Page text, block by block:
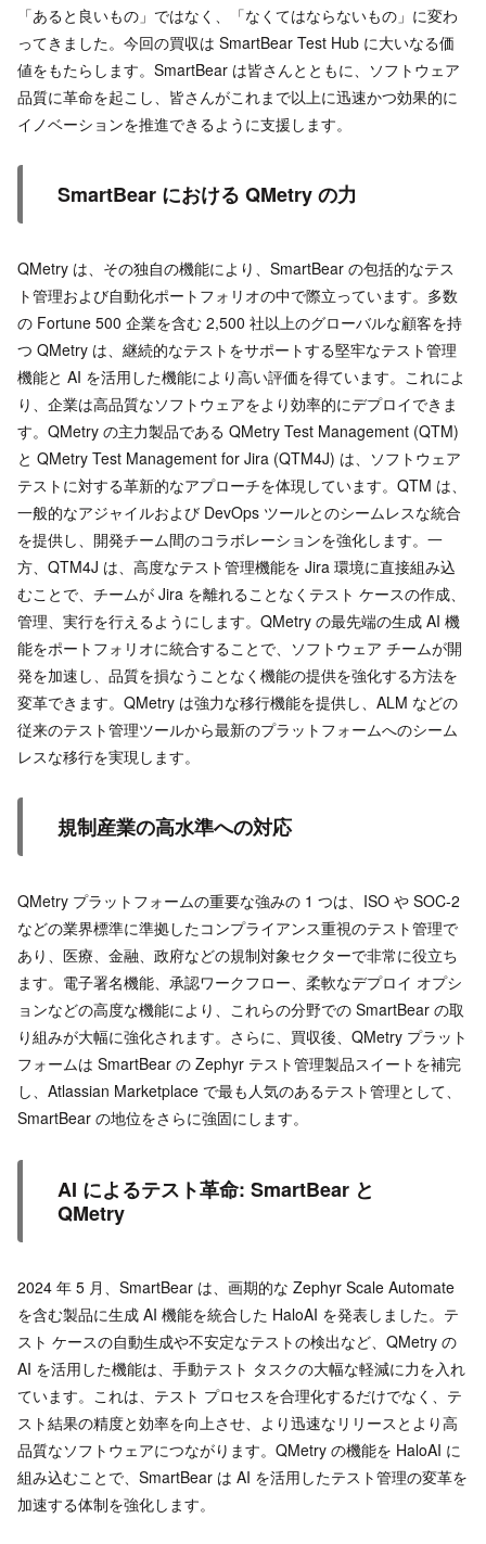
「あると良いもの」ではなく、「なくてはならないもの」に変わ
ってきました。今回の買収は SmartBear Test Hub に大いなる価
値をもたらします。SmartBear は皆さんとともに、ソフトウェア
品質に革命を起こし、皆さんがこれまで以上に迅速かつ効果的に
イノベーションを推進できるように支援します。
SmartBear における QMetry の力
QMetry は、その独自の機能により、SmartBear の包括的なテス
ト管理および自動化ポートフォリオの中で際立っています。多数
の Fortune 500 企業を含む 2,500 社以上のグローバルな顧客を持
つ QMetry は、継続的なテストをサポートする堅牢なテスト管理
機能と AI を活用した機能により高い評価を得ています。これによ
り、企業は高品質なソフトウェアをより効率的にデプロイできま
す。QMetry の主力製品である QMetry Test Management (QTM)
と QMetry Test Management for Jira (QTM4J) は、ソフトウェア
テストに対する革新的なアプローチを体現しています。QTM は、
一般的なアジャイルおよび DevOps ツールとのシームレスな統合
を提供し、開発チーム間のコラボレーションを強化します。一
方、QTM4J は、高度なテスト管理機能を Jira 環境に直接組み込
むことで、チームが Jira を離れることなくテスト ケースの作成、
管理、実行を行えるようにします。QMetry の最先端の生成 AI 機
能をポートフォリオに統合することで、ソフトウェア チームが開
発を加速し、品質を損なうことなく機能の提供を強化する方法を
変革できます。QMetry は強力な移行機能を提供し、ALM などの
従来のテスト管理ツールから最新のプラットフォームへのシーム
レスな移行を実現します。
規制産業の高水準への対応
QMetry プラットフォームの重要な強みの 1 つは、ISO や SOC-2
などの業界標準に準拠したコンプライアンス重視のテスト管理で
あり、医療、金融、政府などの規制対象セクターで非常に役立ち
ます。電子署名機能、承認ワークフロー、柔軟なデプロイ オプシ
ョンなどの高度な機能により、これらの分野での SmartBear の取
り組みが大幅に強化されます。さらに、買収後、QMetry プラット
フォームは SmartBear の Zephyr テスト管理製品スイートを補完
し、Atlassian Marketplace で最も人気のあるテスト管理として、
SmartBear の地位をさらに強固にします。
AI によるテスト革命: SmartBear と
QMetry
2024 年 5 月、SmartBear は、画期的な Zephyr Scale Automate
を含む製品に生成 AI 機能を統合した HaloAI を発表しました。テ
スト ケースの自動生成や不安定なテストの検出など、QMetry の
AI を活用した機能は、手動テスト タスクの大幅な軽減に力を入れ
ています。これは、テスト プロセスを合理化するだけでなく、テ
スト結果の精度と効率を向上させ、より迅速なリリースとより高
品質なソフトウェアにつながります。QMetry の機能を HaloAI に
組み込むことで、SmartBear は AI を活用したテスト管理の変革を
加速する体制を強化します。